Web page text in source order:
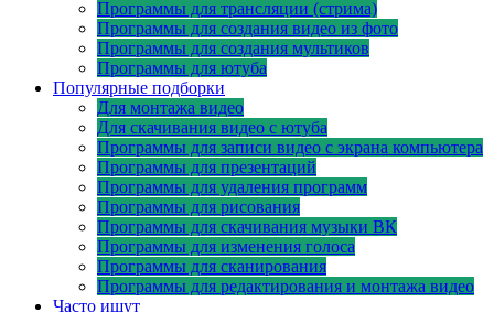
Программы для трансляции (стрима)
Программы для создания видео из фото
Программы для создания мультиков
Программы для ютуба
Популярные подборки
Для монтажа видео
Для скачивания видео с ютуба
Программы для записи видео с экрана компьютера
Программы для презентаций
Программы для удаления программ
Программы для рисования
Программы для скачивания музыки ВК
Программы для изменения голоса
Программы для сканирования
Программы для редактирования и монтажа видео
Часто ищут